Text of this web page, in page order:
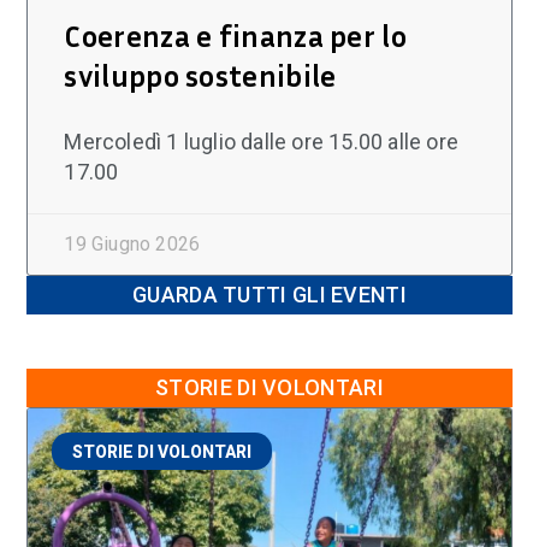
Coerenza e finanza per lo
sviluppo sostenibile
Mercoledì 1 luglio dalle ore 15.00 alle ore
17.00
19 Giugno 2026
GUARDA TUTTI GLI EVENTI
STORIE DI VOLONTARI
STORIE DI VOLONTARI